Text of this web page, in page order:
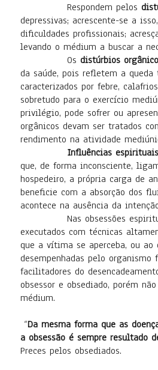
Respondem pelos
depressivas; acrescente-se a
dificuldades profissionais;
levando o médium a buscar a
Os distúrbios
da saúde, pois refletem a queda
caracterizados por febre,
sobretudo para o exercício
privilégio, pode sofrer ou
orgânicos devam ser tratados
rendimento na atividade
Influências
que, de forma inconsciente,
hospedeiro, a própria carga de
beneficie com a absorção dos
acontece na ausência da
Nas obsessões espirituais,
executados com técnicas
que a vítima se aperceba, ou ao
desempenhadas pelo
facilitadores do
obsessor e obsediado, porém
médium.
“Da mesma forma que as
a obsessão é sempre resultado
Preces pelos obsediados.